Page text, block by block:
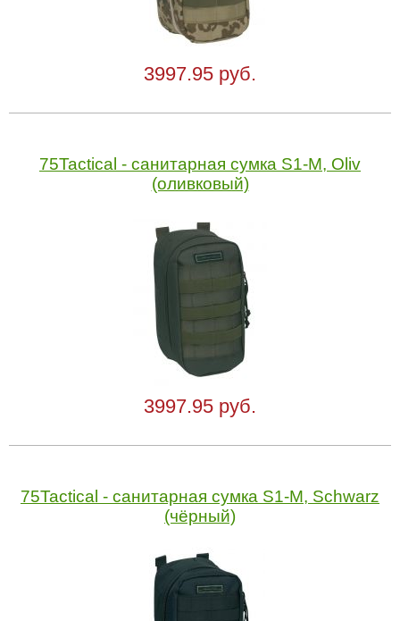
3997.95 руб.
75Tactical - cанитарная сумка S1-M, Oliv
(оливковый)
3997.95 руб.
75Tactical - cанитарная сумка S1-M, Schwarz
(чёрный)